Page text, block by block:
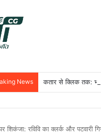
News कतार से क्लिक तक:
शिकंजा: रविवि का क्लर्क और पटवारी